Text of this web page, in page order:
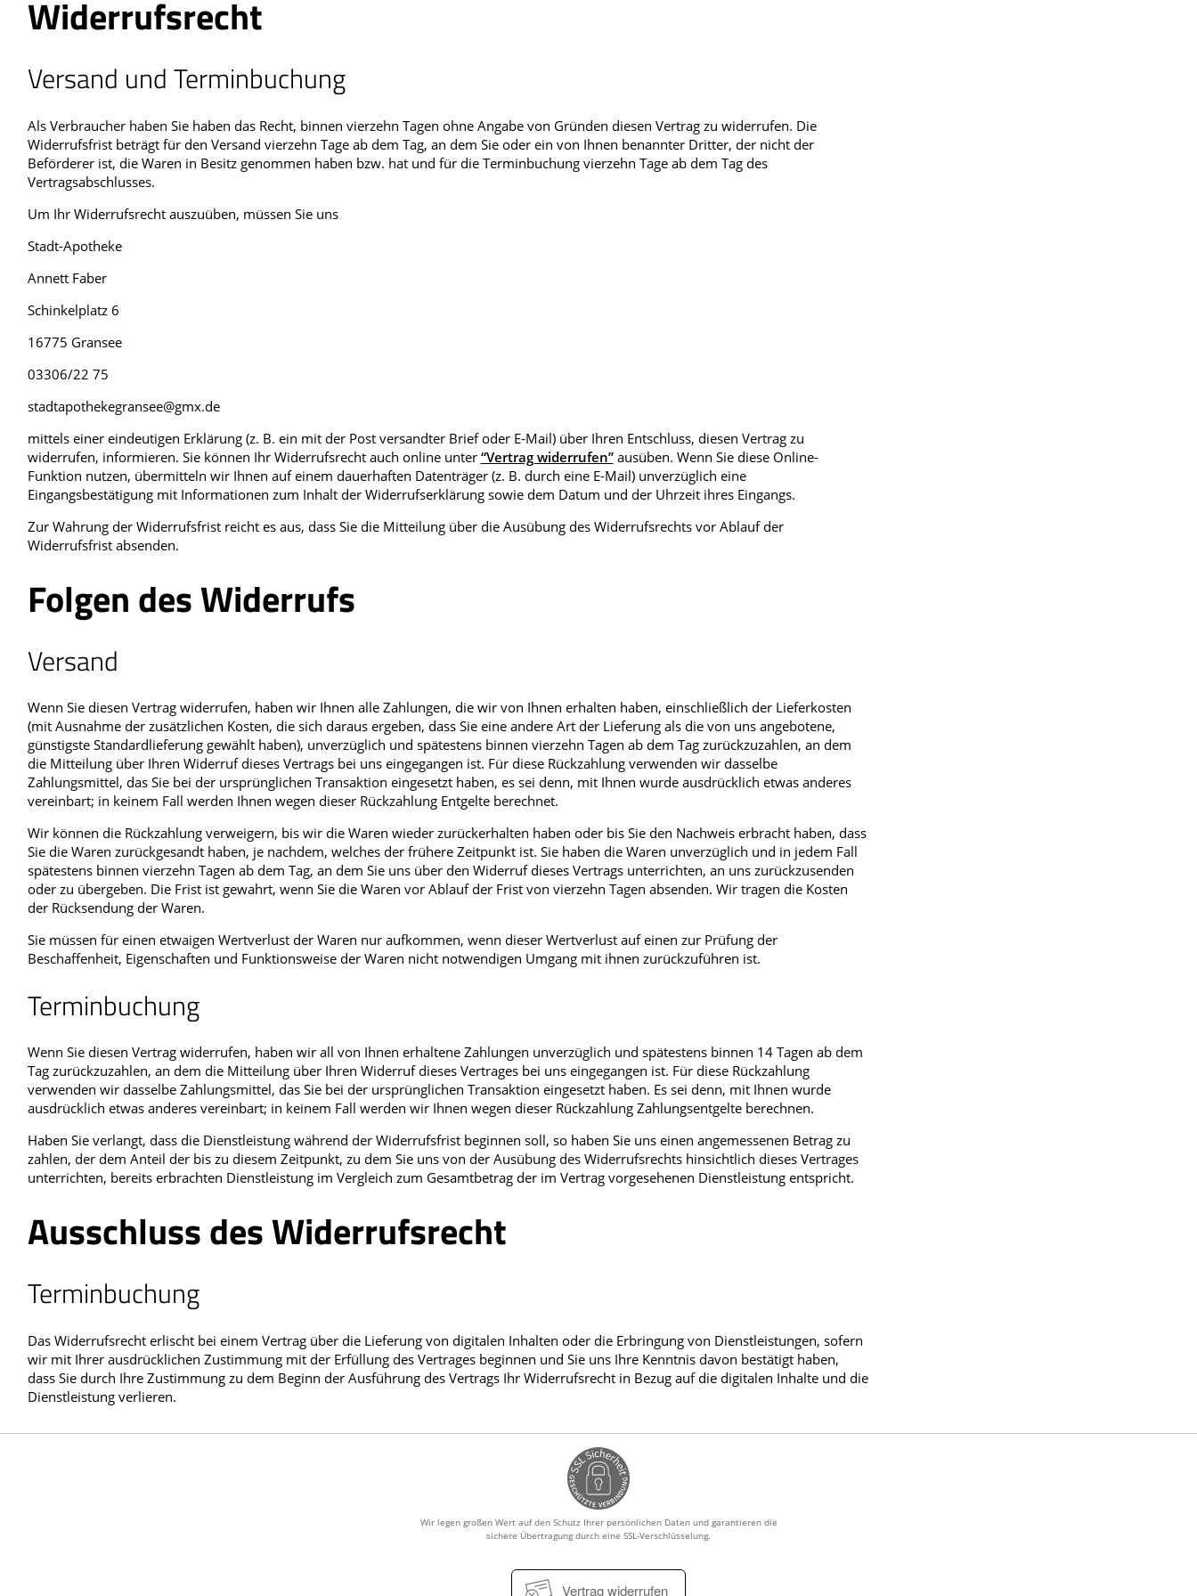
Blut, Krebs und Infektionen
Haut, Haare und Nägel
Schmerz- und Schlafmedizin
Frauenkrankheiten
Widerrufsrecht
Versand und Terminbuchung
Als Verbraucher haben Sie haben das Recht, binnen vierzehn Tagen ohne Angabe von Gründen diesen Vertrag zu widerrufen. Die
Widerrufsfrist beträgt für den Versand vierzehn Tage ab dem Tag, an dem Sie oder ein von Ihnen benannter Dritter, der nicht der
Beförderer ist, die Waren in Besitz genommen haben bzw. hat und für die Terminbuchung vierzehn Tage ab dem Tag des
Vertragsabschlusses.
Um Ihr Widerrufsrecht auszuüben, müssen Sie uns
Stadt-Apotheke
Annett Faber
Schinkelplatz 6
16775 Gransee
03306/22 75
stadtapothekegransee@gmx.de
mittels einer eindeutigen Erklärung (z. B. ein mit der Post versandter Brief oder E-Mail) über Ihren Entschluss, diesen Vertrag zu
widerrufen, informieren. Sie können Ihr Widerrufsrecht auch online unter “Vertrag widerrufen”ausüben. Wenn Sie diese Online-
Funktion nutzen, übermitteln wir Ihnen auf einem dauerhaften Datenträger (z. B. durch eine E-Mail) unverzüglich eine
Eingangsbestätigung mit Informationen zum Inhalt der Widerrufserklärung sowie dem Datum und der Uhrzeit ihres Eingangs.
Zur Wahrung der Widerrufsfrist reicht es aus, dass Sie die Mitteilung über die Ausübung des Widerrufsrechts vor Ablauf der
Widerrufsfrist absenden.
Folgen des Widerrufs
Versand
Wenn Sie diesen Vertrag widerrufen, haben wir Ihnen alle Zahlungen, die wir von Ihnen erhalten haben, einschließlich der Lieferkosten
(mit Ausnahme der zusätzlichen Kosten, die sich daraus ergeben, dass Sie eine andere Art der Lieferung als die von uns angebotene,
günstigste Standardlieferung gewählt haben), unverzüglich und spätestens binnen vierzehn Tagen ab dem Tag zurückzuzahlen, an dem
die Mitteilung über Ihren Widerruf dieses Vertrags bei uns eingegangen ist. Für diese Rückzahlung verwenden wir dasselbe
Zahlungsmittel, das Sie bei der ursprünglichen Transaktion eingesetzt haben, es sei denn, mit Ihnen wurde ausdrücklich etwas anderes
vereinbart; in keinem Fall werden Ihnen wegen dieser Rückzahlung Entgelte berechnet.
Wir können die Rückzahlung verweigern, bis wir die Waren wieder zurückerhalten haben oder bis Sie den Nachweis erbracht haben, dass
Sie die Waren zurückgesandt haben, je nachdem, welches der frühere Zeitpunkt ist. Sie haben die Waren unverzüglich und in jedem Fall
spätestens binnen vierzehn Tagen ab dem Tag, an dem Sie uns über den Widerruf dieses Vertrags unterrichten, an uns zurückzusenden
oder zu übergeben. Die Frist ist gewahrt, wenn Sie die Waren vor Ablauf der Frist von vierzehn Tagen absenden. Wir tragen die Kosten
der Rücksendung der Waren.
Sie müssen für einen etwaigen Wertverlust der Waren nur aufkommen, wenn dieser Wertverlust auf einen zur Prüfung der
Beschaffenheit, Eigenschaften und Funktionsweise der Waren nicht notwendigen Umgang mit ihnen zurückzuführen ist.
Terminbuchung
Wenn Sie diesen Vertrag widerrufen, haben wir all von Ihnen erhaltene Zahlungen unverzüglich und spätestens binnen 14 Tagen ab dem
Tag zurückzuzahlen, an dem die Mitteilung über Ihren Widerruf dieses Vertrages bei uns eingegangen ist. Für diese Rückzahlung
verwenden wir dasselbe Zahlungsmittel, das Sie bei der ursprünglichen Transaktion eingesetzt haben. Es sei denn, mit Ihnen wurde
ausdrücklich etwas anderes vereinbart; in keinem Fall werden wir Ihnen wegen dieser Rückzahlung Zahlungsentgelte berechnen.
Haben Sie verlangt, dass die Dienstleistung während der Widerrufsfrist beginnen soll, so haben Sie uns einen angemessenen Betrag zu
zahlen, der dem Anteil der bis zu diesem Zeitpunkt, zu dem Sie uns von der Ausübung des Widerrufsrechts hinsichtlich dieses Vertrages
unterrichten, bereits erbrachten Dienstleistung im Vergleich zum Gesamtbetrag der im Vertrag vorgesehenen Dienstleistung entspricht.
Ausschluss des Widerrufsrecht
Terminbuchung
Das Widerrufsrecht erlischt bei einem Vertrag über die Lieferung von digitalen Inhalten oder die Erbringung von Dienstleistungen, sofern
wir mit Ihrer ausdrücklichen Zustimmung mit der Erfüllung des Vertrages beginnen und Sie uns Ihre Kenntnis davon bestätigt haben,
dass Sie durch Ihre Zustimmung zu dem Beginn der Ausführung des Vertrags Ihr Widerrufsrecht in Bezug auf die digitalen Inhalte und die
Dienstleistung verlieren.
Wir legen großen Wert auf den Schutz Ihrer persönlichen Daten und garantieren die
sichere Übertragung durch eine SSL-Verschlüsselung.
Vertrag widerrufen